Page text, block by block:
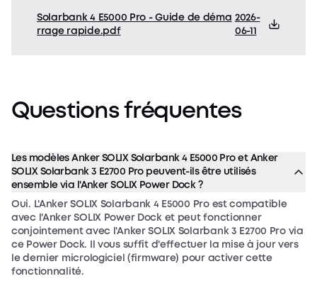
Solarbank 4 E5000 Pro - Guide de déma
rrage rapide.pdf
2026-
06-11
Questions fréquentes
Les modèles Anker SOLIX Solarbank 4 E5000 Pro et Anker
SOLIX Solarbank 3 E2700 Pro peuvent-ils être utilisés
ensemble via l'Anker SOLIX Power Dock ?
Oui. L'Anker SOLIX Solarbank 4 E5000 Pro est compatible
avec l'Anker SOLIX Power Dock et peut fonctionner
conjointement avec l'Anker SOLIX Solarbank 3 E2700 Pro via
ce Power Dock. Il vous suffit d'effectuer la mise à jour vers
le dernier micrologiciel (firmware) pour activer cette
fonctionnalité.